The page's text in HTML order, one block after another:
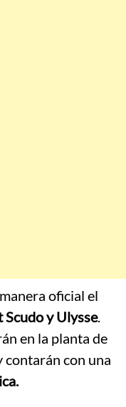
oficial el
Scudo y Ulysse.
en la planta de
contarán con una